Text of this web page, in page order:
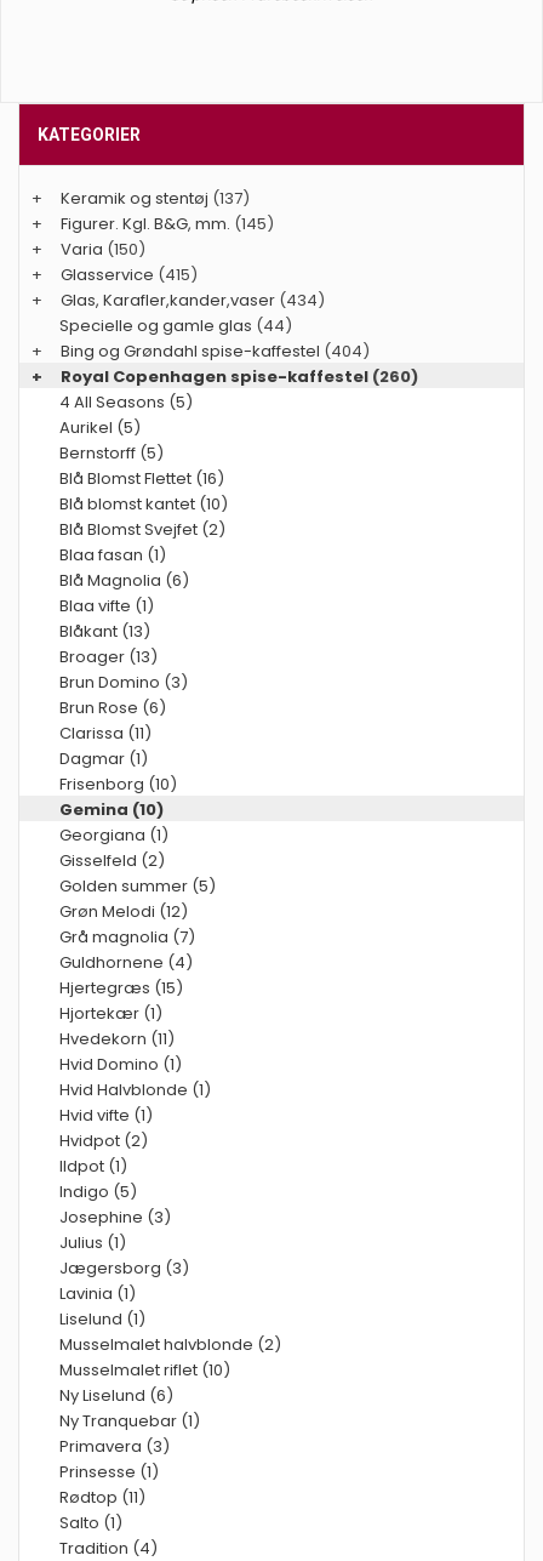
KATEGORIER
+ Keramik og stentøj (137)
+
Figurer. Kgl. B&G, mm. (145)
+
Varia (150)
+
Glasservice (415)
+
Glas, Karafler,kander,vaser (434)
Specielle og gamle glas (44)
+
Bing og Grøndahl spise-kaffestel (404)
+
Royal Copenhagen spise-kaffestel (260)
4 All Seasons (5)
Aurikel (5)
Bernstorff (5)
Blå Blomst Flettet (16)
Blå blomst kantet (10)
Blå Blomst Svejfet (2)
Blaa fasan (1)
Blå Magnolia (6)
Blaa vifte (1)
Blåkant (13)
Broager (13)
Brun Domino (3)
Brun Rose (6)
Clarissa (11)
Dagmar (1)
Frisenborg (10)
Gemina (10)
Georgiana (1)
Gisselfeld (2)
Golden summer (5)
Grøn Melodi (12)
Grå magnolia (7)
Guldhornene (4)
Hjertegræs (15)
Hjortekær (1)
Hvedekorn (11)
Hvid Domino (1)
Hvid Halvblonde (1)
Hvid vifte (1)
Hvidpot (2)
Ildpot (1)
Indigo (5)
Josephine (3)
Julius (1)
Jægersborg (3)
Lavinia (1)
Liselund (1)
Musselmalet halvblonde (2)
Musselmalet riflet (10)
Ny Liselund (6)
Ny Tranquebar (1)
Primavera (3)
Prinsesse (1)
Rødtop (11)
Salto (1)
Tradition (4)